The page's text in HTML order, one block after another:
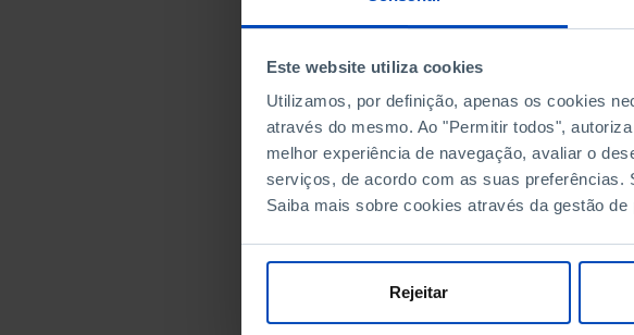
Este website utiliza cookies
Utilizamos, por definição, apenas os cookies
através do mesmo. Ao "Permitir todos",
melhor experiência de navegação, avaliar o
serviços, de acordo com as suas preferências.
Saiba mais sobre cookies através da gestão
Rejeitar
8,5 × 130 × 200 mm
978-989-9153-37-0